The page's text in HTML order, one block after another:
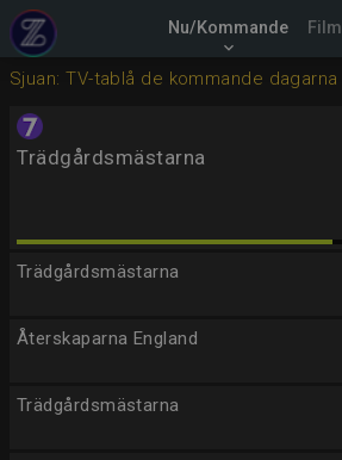
Nu/Kommande
keyboard_arrow_down
Film
Sjuan: TV-tablå de kommande dagarna
Trädgårdsmästarna
Trädgårdsmästarna
Återskaparna England
Trädgårdsmästarna